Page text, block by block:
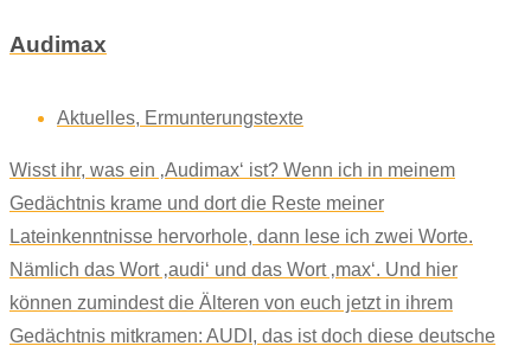
Audimax
Aktuelles, Ermunterungstexte
Wisst ihr, was ein ‚Audimax‘ ist? Wenn ich in meinem
Gedächtnis krame und dort die Reste meiner
Lateinkenntnisse hervorhole, dann lese ich zwei Worte.
Nämlich das Wort ‚audi‘ und das Wort ‚max‘. Und hier
können zumindest die Älteren von euch jetzt in ihrem
Gedächtnis mitkramen: AUDI, das ist doch diese deutsche